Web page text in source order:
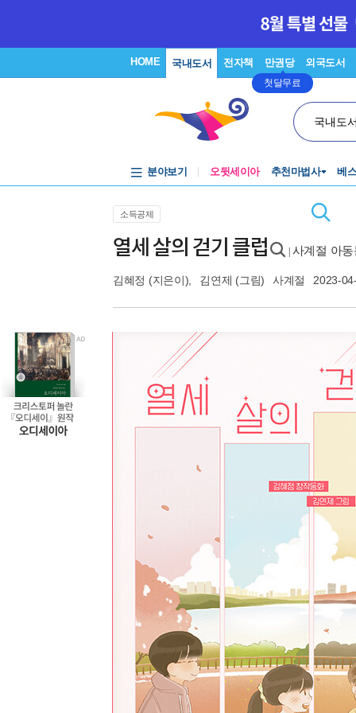
HOME 국내도서 전자책 만권당
첫달무료
외국도서
국내도
분야보기 오뒷세이아 추천마법사 베
소득공제
열세 살의 걷기 클럽 사계절 아
김혜정 (지은이), 김연제 (그림) 사계절 2023-